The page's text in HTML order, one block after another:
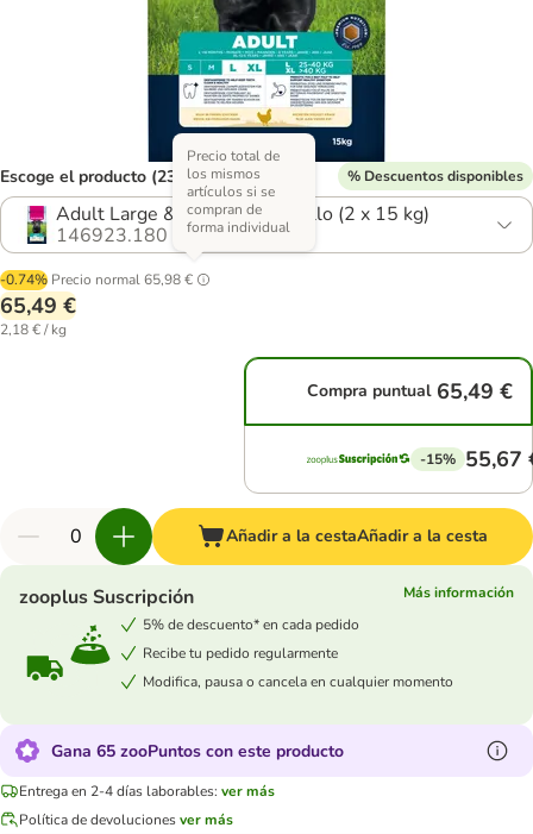
Escoge el producto (23 opciones) % Descuentos disponibles
Adult Large & Giant Breed pollo (2 x 15 kg)
146923.180
-0.74% Precio normal65,98 €
Precio total de
los mismos
artículos si se
compran de
forma individual
65,49 €
2,18 € / kg
Compra puntual 65,49 €
-15% 55,67
Añadir a la cestaAñadir a la cesta
zooplus Suscripción
Más información
5% de descuento* en cada pedido
Recibe tu pedido regularmente
Modifica, pausa o cancela en cualquier momento
Gana 65 zooPuntos con este producto
Entrega en 2-4 días laborables: ver más
Política de devolucionesver más